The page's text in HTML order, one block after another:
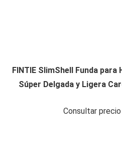
FINTIE SlimShell Funda para
Súper Delgada y Ligera
Consultar